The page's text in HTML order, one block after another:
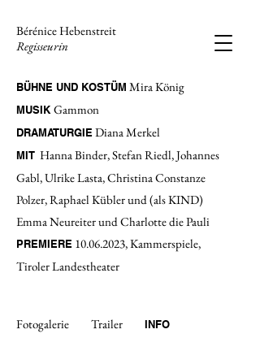
Bérénice Hebenstreit
Regisseurin
BÜHNE UND KOSTÜM Mira König
MUSIK Gammon
DRAMATURGIE Diana Merkel
MIT Hanna Binder, Stefan Riedl, Johannes
Gabl, Ulrike Lasta, Christina Constanze
Polzer, Raphael Kübler und (als KIND)
Emma Neureiter und Charlotte die Pauli
PREMIERE 10.06.2023, Kammerspiele,
Tiroler Landestheater
Fotogalerie Trailer INFO